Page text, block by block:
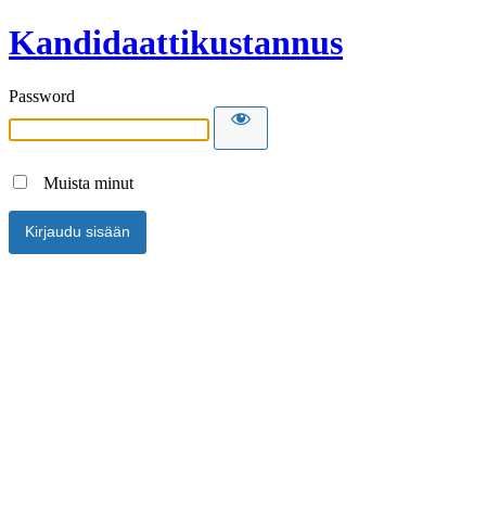
Kandidaattikustannus
Password
Muista minut